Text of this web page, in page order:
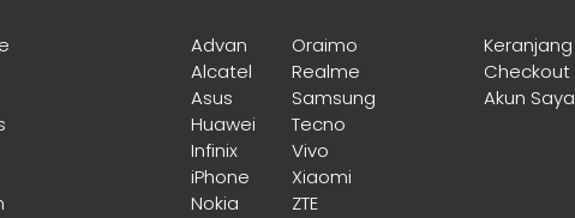
Advan
Oraimo
Alcatel
Realme
Asus
Samsung
Huawei
Tecno
Infinix
Vivo
iPhone
Xiaomi
Nokia
ZTE
Keranjang
Checkout
Akun Saya